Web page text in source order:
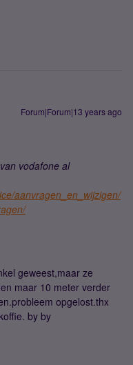
Forum|Forum|13 years ago
vodafone al
aanvragen_en_wijzigen/
geweest,maar ze
maar 10 meter verder
opgelost.thx
by by